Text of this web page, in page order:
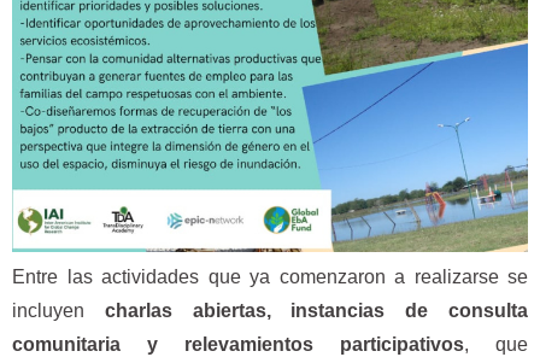
Entre las actividades que ya comenzaron a realizarse se
incluyen charlas abiertas, instancias de consulta
comunitaria y relevamientos participativos, que